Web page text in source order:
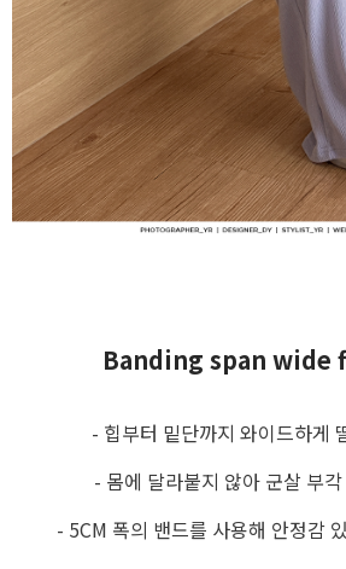
Banding span wide
- 힙부터 밑단까지 와이드하게
- 몸에 달라붙지 않아 군살 부
- 5CM 폭의 밴드를 사용해 안정감